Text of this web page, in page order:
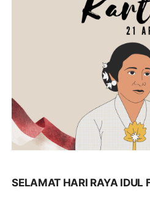
SELAMAT HARI RAYA IDUL